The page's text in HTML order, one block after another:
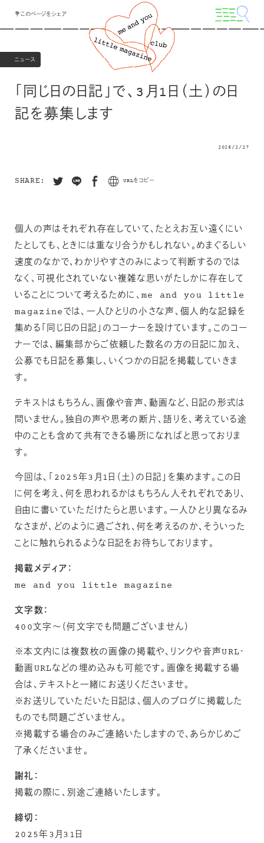
💐このページをシェア
ニュース
「同じ日の日記」で、3月1日（土）の日
記を募集します
2025/2/27
SHARE: URLをコピー
個人の声はそれぞれ存在していて、たとえお互い遠くにい
たとしても、ときには重なり合うかもしれない。めまぐるしい
速度のなかで、わかりやすさのみによって判断するのでは
なく、可視化されていない複雑な思いがたしかに存在して
いることについて考えるために、me and you little
magazineでは、一人ひとりの小さな声、個人的な記録を
集める「同じ日の日記」のコーナーを設けています。このコー
ナーでは、編集部からご依頼した数名の方の日記に加え、
公募でも日記を募集し、いくつかの日記を掲載していきま
す。
テキストはもちろん、画像や音声、動画など、日記の形式は
問いません。独自の声や思考の断片、語りを、考えている途
中のことも含めて共有できる場所になればと思っておりま
す。
今回は、「2025年3月1日（土）の日記」を集めます。この日
に何を考え、何を思われるかはもちろん人それぞれであり、
自由に書いていただけたらと思います。一人ひとり異なるみ
なさまが、どのように過ごされ、何を考えるのか、そういった
ことに触れられるような日記をお待ちしております。
掲載メディア：
me and you little magazine
文字数：
400文字〜（何文字でも問題ございません）
※本文内には複数枚の画像の掲載や、リンクや音声URL・
動画URLなどの埋め込みも可能です。画像を掲載する場
合は、テキストと一緒にお送りくださいませ。
※お送りしていただいた日記は、個人のブログに掲載した
ものでも問題ございません。
※掲載する場合のみご連絡いたしますので、あらかじめご
了承くださいませ。
謝礼：
掲載の際に、別途ご連絡いたします。
締切：
2025年3月31日